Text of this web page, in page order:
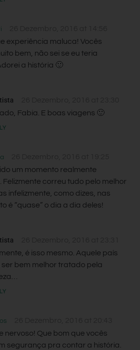
experiência maluca! Vocês
bem, não sei se eu teria
a história 🙂
Fabia. E boas viagens 🙂
um momento realmente
Felizmente correu tudo pelo melhor
infelizmente, como dizes, nas
é “quase” o dia a dia deles!
é isso mesmo. Aquele país
bem melhor tratado pela
nervoso! Que bom que vocês
segurança pra contar a história.